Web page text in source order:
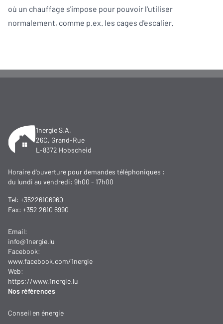
où un chauffage s'impose pour pouvoir l'utiliser
normalement, comme p.ex. les cages d'escalier.
1nergie S.A.
26C, Grand-Rue
L-8372 Hobscheid
Horaire d'ouverture pour demandes téléphoniques :
du lundi au vendredi: 9h00 - 17h00
Tel: +35226106960
Fax: +352 2610 6990
Email:
info@1nergie.lu
Facebook:
www.facebook.com/1nergie
Web:
https://www.1nergie.lu
Nos références
Conseil en énergie